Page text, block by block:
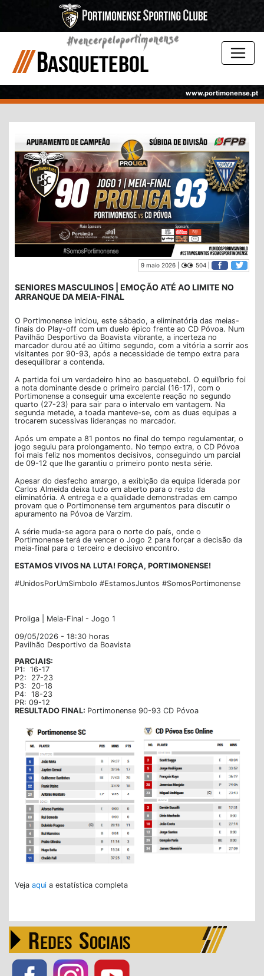
www.portimonense.pt
9 maio 2026 | 504 |
SENIORES MASCULINOS | EMOÇÃO ATÉ AO LIMITE NO
ARRANQUE DA MEIA-FINAL
O Portimonense iniciou, este sábado, a eliminatória das meias-
finais do Play-off com um duelo épico frente ao CD Póvoa. Num
Pavilhão Desportivo da Boavista vibrante, a incerteza no
marcador durou até ao último segundo, com a vitória a sorrir aos
visitantes por 90-93, após a necessidade de tempo extra para
desequilibrar a contenda.
A partida foi um verdadeiro hino ao basquetebol. O equilíbrio foi
a nota dominante desde o primeiro parcial (16-17), com o
Portimonense a conseguir uma excelente reação no segundo
quarto (27-23) para sair para o intervalo em vantagem. Na
segunda metade, a toada manteve-se, com as duas equipas a
trocarem sucessivas lideranças no marcador.
Após um empate a 81 pontos no final do tempo regulamentar, o
jogo seguiu para prolongamento. No tempo extra, o CD Póvoa
foi mais feliz nos momentos decisivos, conseguindo um parcial
de 09-12 que lhe garantiu o primeiro ponto nesta série.
Apesar do desfecho amargo, a exibição da equipa liderada por
Carlos Almeida deixa tudo em aberto para o resto da
eliminatória. A entrega e a qualidade demonstradas em campo
provam que o Portimonense tem argumentos para discutir o
apuramento na Póvoa de Varzim.
A série muda-se agora para o norte do país, onde o
Portimonense terá de vencer o Jogo 2 para forçar a decisão da
meia-final para o terceiro e decisivo encontro.
ESTAMOS VIVOS NA LUTA! FORÇA, PORTIMONENSE!
#UnidosPorUmSimbolo #EstamosJuntos #SomosPortimonense
Proliga | Meia-Final - Jogo 1
09/05/2026 - 18:30 horas
Pavilhão Desportivo da Boavista
PARCIAIS:
P1: 16-17
P2: 27-23
P3: 20-18
P4: 18-23
PR: 09-12
RESULTADO FINAL: Portimonense 90-93 CD Póvoa
Veja aqui a estatística completa